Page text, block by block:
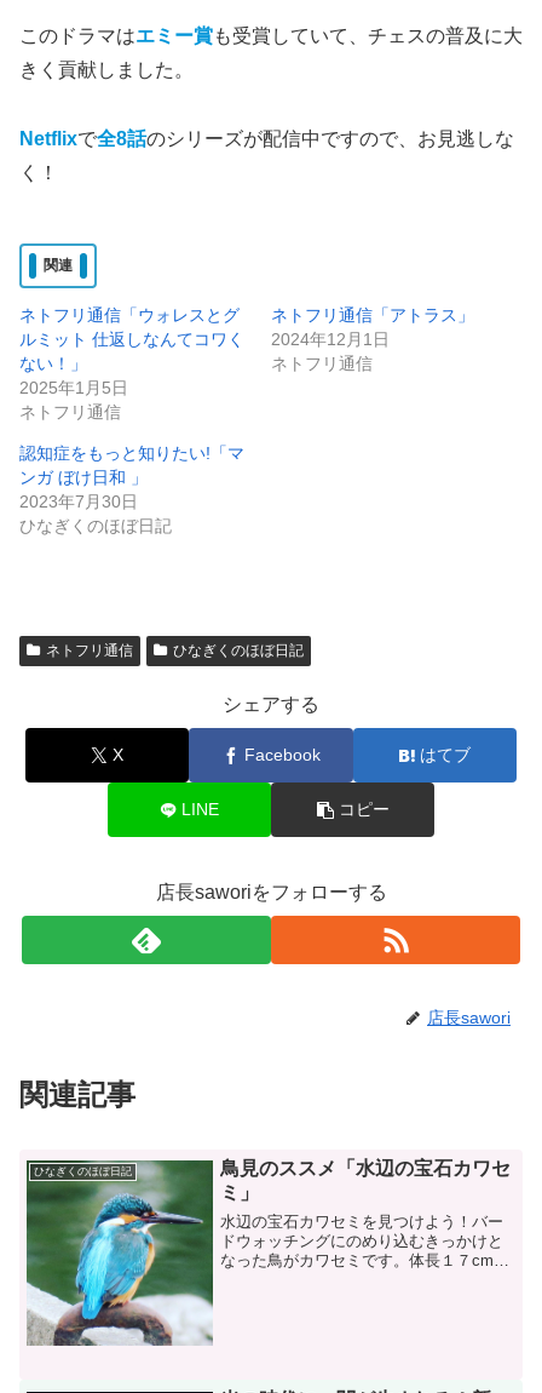
このドラマはエミー賞も受賞していて、チェスの普及に大
きく貢献しました。
Netflixで全8話のシリーズが配信中ですので、お見逃しな
く！
関連
ネトフリ通信「ウォレスとグ
ルミット 仕返しなんてコワく
ない！」
2025年1月5日
ネトフリ通信
ネトフリ通信「アトラス」
2024年12月1日
ネトフリ通信
認知症をもっと知りたい!「マ
ンガ ぼけ日和 」
2023年7月30日
ひなぎくのほぼ日記
ネトフリ通信 ひなぎくのほぼ日記
シェアする
X Facebook はてブ
LINE コピー
店長saworiをフォローする
店長sawori
関連記事
ひなぎくのほぼ日記
鳥見のススメ「水辺の宝石カワセ
ミ」
水辺の宝石カワセミを見つけよう！バー
ドウォッチングにのめり込むきっかけと
なった鳥がカワセミです。体長１７cm。